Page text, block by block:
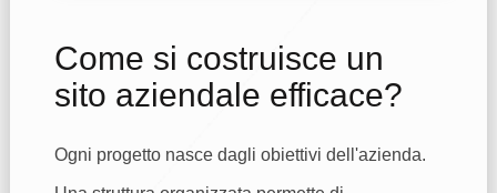
Come si costruisce un
sito aziendale efficace?
Ogni progetto nasce dagli obiettivi dell'azienda.